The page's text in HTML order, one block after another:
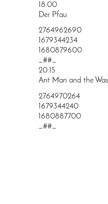
18:00
Der Pfau
2764962690
1679344234
1680879600
_##_
20:15
Ant Man and the
2764970264
1679344240
1680887700
_##_